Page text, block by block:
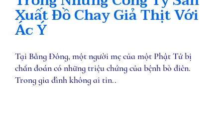
Xuất Ðồ Chay Giả Thịt Với
Ác Ý
Tại Bằng Ðông, một người mẹ của một Phật Tử bị
chẩn đoán có những triệu chứng của bệnh bò điên.
Trong gia đình không ai tin..